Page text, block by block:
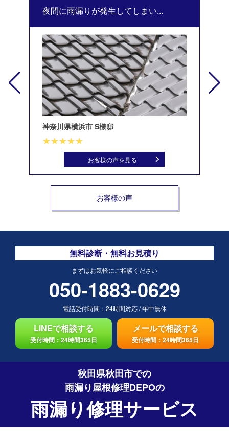
夜間に雨漏りが発生してしまい...
神奈川県横浜市 S様邸
お客様の声を見る
お客様の声
無料診断・無料お見積り
まずはお気軽にご相談ください
050-1883-0629
電話受付時間： 24時間対応/年中無休
LINEで相談する
受付時間：24時間365日
メールで相談する
受付時間：24時間365日
秋田県秋田市での
雨漏り屋根修理DEPOの
雨漏り修理サービス